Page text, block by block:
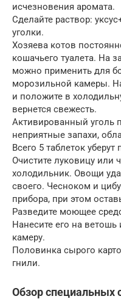
исчезновения аромата.
Сделайте раствор:
уголки.
Хозяева котов
кошачьего туалета. На
можно применить для
морозильной камеры.
и положите в
вернется свежесть.
Активированный уголь
неприятные запахи,
Всего 5 таблеток уберут
Очистите луковицу или
холодильник. Овощи
своего. Чесноком и
прибора, при этом
Разведите моющее
Нанесите его на
камеру.
Половинка сырого
гнили.
Обзор специальных